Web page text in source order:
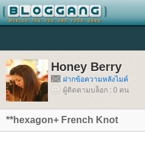
Honey Berry
ฝากข้อความหลังไมค์
ผู้ติดตามบล็อก : 0 คน
**hexagon+ French Knot